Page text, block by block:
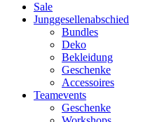
Sale
Junggesellenabschied
Bundles
Deko
Bekleidung
Geschenke
Accessoires
Teamevents
Geschenke